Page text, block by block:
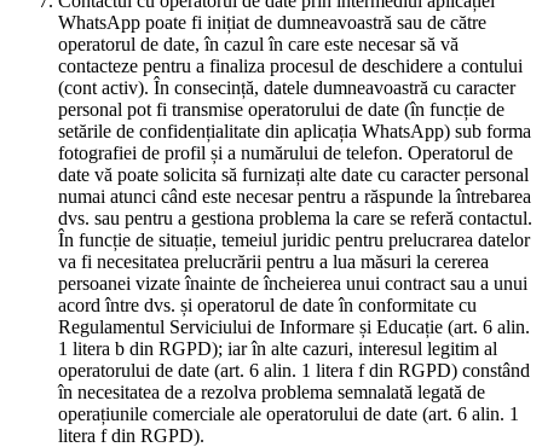
WhatsApp poate fi inițiat de dumneavoastră sau de către
operatorul de date, în cazul în care este necesar să vă
contacteze pentru a finaliza procesul de deschidere a contului
(cont activ). În consecință, datele dumneavoastră cu caracter
personal pot fi transmise operatorului de date (în funcție de
setările de confidențialitate din aplicația WhatsApp) sub forma
fotografiei de profil și a numărului de telefon. Operatorul de
date vă poate solicita să furnizați alte date cu caracter personal
numai atunci când este necesar pentru a răspunde la întrebarea
dvs. sau pentru a gestiona problema la care se referă contactul.
În funcție de situație, temeiul juridic pentru prelucrarea datelor
va fi necesitatea prelucrării pentru a lua măsuri la cererea
persoanei vizate înainte de încheierea unui contract sau a unui
acord între dvs. și operatorul de date în conformitate cu
Regulamentul Serviciului de Informare și Educație (art. 6 alin.
1 litera b din RGPD); iar în alte cazuri, interesul legitim al
operatorului de date (art. 6 alin. 1 litera f din RGPD) constând
în necesitatea de a rezolva problema semnalată legată de
operațiunile comerciale ale operatorului de date (art. 6 alin. 1
litera f din RGPD).